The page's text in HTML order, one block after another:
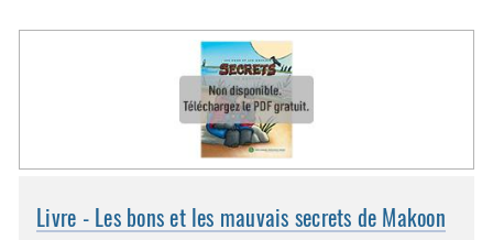
Livre - Les bons et les mauvais secrets de Makoon